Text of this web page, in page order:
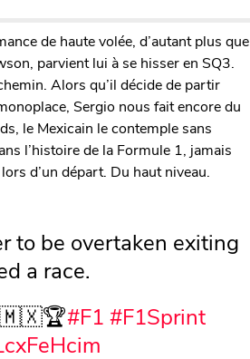
de haute volée, d’autant plus que
parvient lui à se hisser en SQ3.
Alors qu’il décide de partir
Sergio nous fait encore du
le Mexicain le contemple sans
l’histoire de la Formule 1, jamais
d’un départ. Du haut niveau.
to be overtaken exiting
a race.
🇲🇽🏆#F1 #F1Sprint